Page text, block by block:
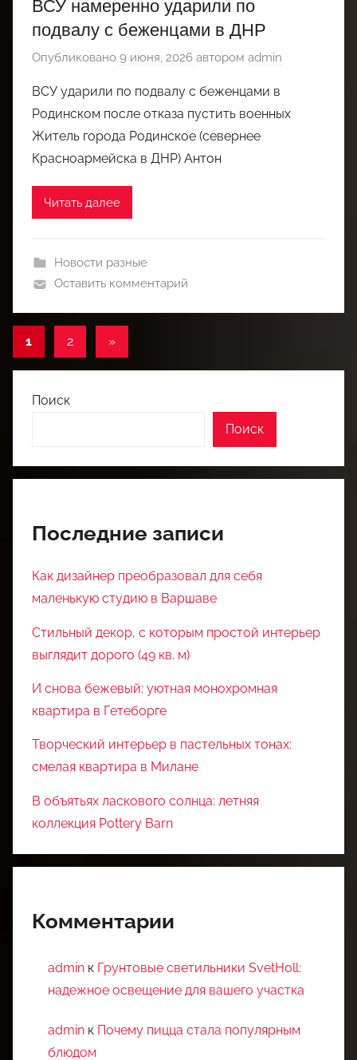
ВСУ намеренно ударили по
подвалу с беженцами в ДНР
Опубликовано 9 июня, 2026 автором admin
ВСУ ударили по подвалу с беженцами в
Родинском после отказа пустить военных
Житель города Родинское (севернее
Красноармейска в ДНР) Антон
Читать далее
Новости разные
Оставить комментарий
Пагинация
записей
1 2
Следующие
записи
»
Поиск
Поиск
Последние записи
Как дизайнер преобразовал для себя
маленькую студию в Варшаве
Стильный декор, с которым простой интерьер
выглядит дорого (49 кв. м)
И снова бежевый: уютная монохромная
квартира в Гетеборге
Творческий интерьер в пастельных тонах:
смелая квартира в Милане
В объятьях ласкового солнца: летняя
коллекция Pottery Barn
Комментарии
admin к Грунтовые светильники SvetHoll:
надежное освещение для вашего участка
admin к Почему пицца стала популярным
блюдом